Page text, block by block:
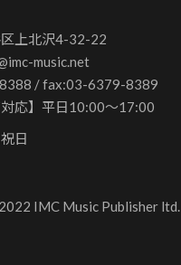
上北沢4-32-22
music.net
/ fax:03-6379-8389
対応】平日10:00～17:00
日
IMC Music Publisher ltd.